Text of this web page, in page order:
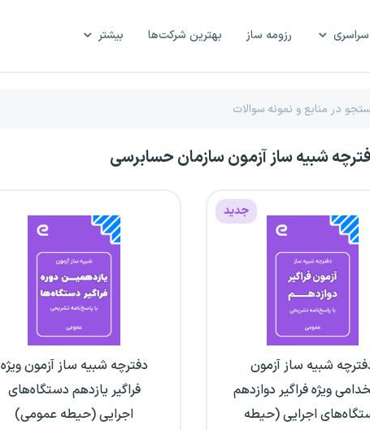
رزومه ساز بهترین شرکت‌ها بیشتر
شبیه ساز آزمون سازمان حسابرسی
جدید
شبیه ساز آزمون
ویژه فراگیر دوازدهم
اجرایی (حیطه
دفترچه شبیه ساز آزمون ویژه
فراگیر یازدهم دستگاه‌های
اجرایی (حیطه عمومی)